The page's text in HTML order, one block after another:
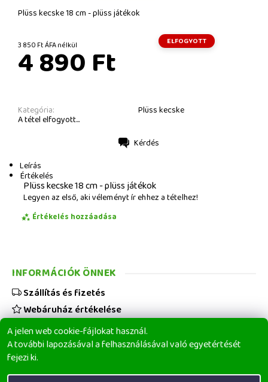
Plüss kecske 18 cm - plüss játékok
3 850 Ft ÁFA nélkül ELFOGYOTT
4 890 Ft
Kategória: Plüss kecske
A tétel elfogyott...
Kérdés
Leírás
Értékelés
Plüss kecske 18 cm - plüss játékok
Legyen az első, aki véleményt ír ehhez a tételhez!
Értékelés hozzáadása
A jelen web cookie-fájlokat használ.
A további lapozásával a felhasználásával való egyetértését
fejezi ki.
INFORMÁCIÓK ÖNNEK
Szállítás és fizetés
Webáruház értékelése
Viszonteladóknak
Üzleti feltételek
Elérhetőségeink